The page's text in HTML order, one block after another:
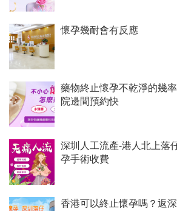
懷孕幾耐會有反應
藥物終止懷孕不乾淨的幾
院邊間預約快
深圳人工流產-港人北上落
孕手術收費
香港可以終止懷孕嗎？返